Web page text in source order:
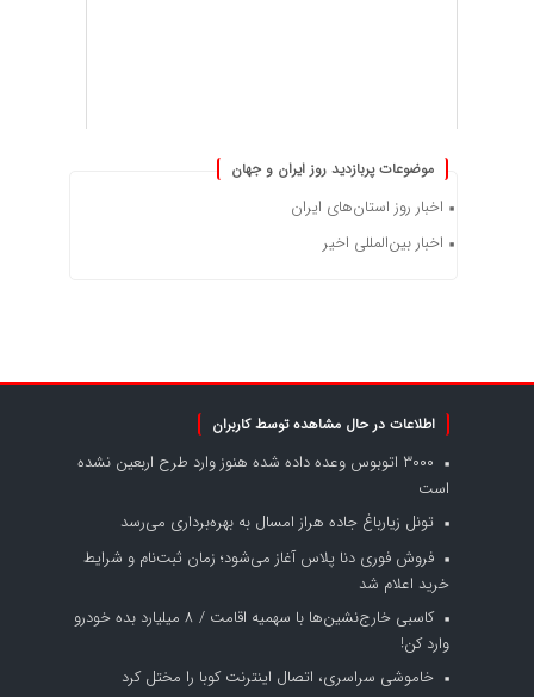
موضوعات پربازدید روز ایران و جهان
اخبار روز استان‌های ایران
اخبار بین‌المللی اخیر
اطلاعات در حال مشاهده توسط کاربران
۳۰۰۰ اتوبوس وعده داده شده هنوز وارد طرح اربعین نشده
است
تونل زیارباغ جاده هراز امسال به بهره‌برداری می‌رسد
فروش فوری دنا پلاس آغاز می‌شود؛ زمان ثبت‌نام و شرایط
خرید اعلام شد
کاسبی خارج‌نشین‌ها با سهمیه اقامت / ۸ میلیارد بده خودرو
وارد کن!
خاموشی سراسری، اتصال اینترنت کوبا را مختل کرد